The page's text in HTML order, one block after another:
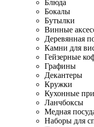
Блюда
Бокалы
Бутылки
Винные
Деревянная
Камни для
Гейзерные
Графины
Декантеры
Кружки
Кухонные
Ланчбоксы
Медная
Наборы для